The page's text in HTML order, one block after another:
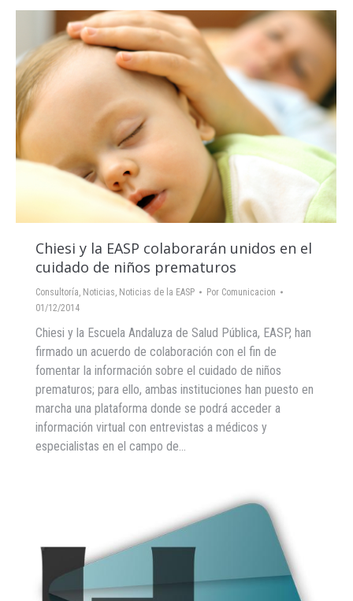
Chiesi y la EASP colaborarán unidos en el
cuidado de niños prematuros
Consultoría, Noticias, Noticias de la EASP Por Comunicacion
01/12/2014
Chiesi y la Escuela Andaluza de Salud Pública, EASP, han
firmado un acuerdo de colaboración con el fin de
fomentar la información sobre el cuidado de niños
prematuros; para ello, ambas instituciones han puesto en
marcha una plataforma donde se podrá acceder a
información virtual con entrevistas a médicos y
especialistas en el campo de…